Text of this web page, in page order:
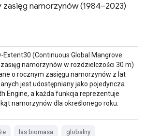
namorzynów (1984–2023)
Extent30 (Continuous Global Mangrove
namorzynów w rozdzielczości 30 m)
o rocznym zasięgu namorzynów z lat
jest udostępniany jako pojedyncza
Engine, a każda funkcja reprezentuje
namorzynów dla określonego roku.
las biomasa globalny